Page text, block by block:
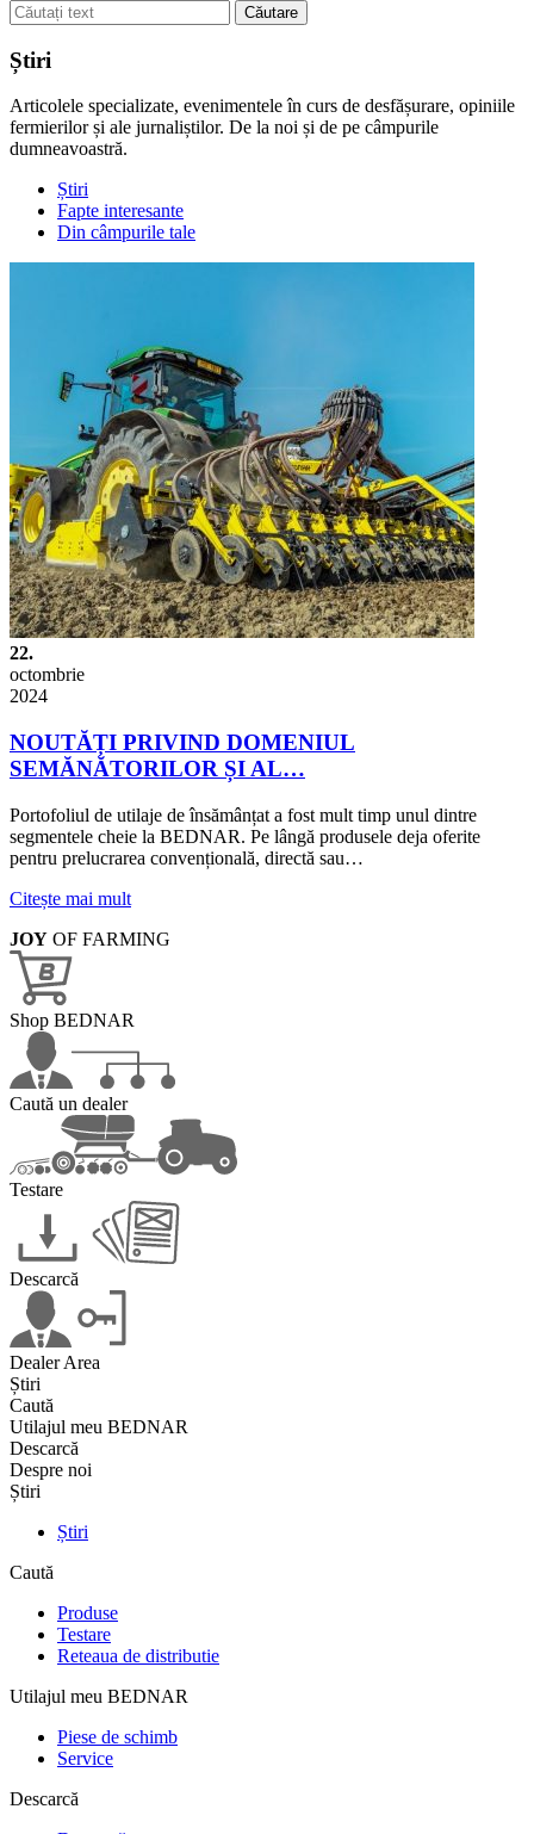
Știri
Articolele specializate, evenimentele în curs de desfășurare, opiniile
fermierilor și ale jurnaliștilor. De la noi și de pe câmpurile
dumneavoastră.
Știri
Fapte interesante
Din câmpurile tale
22.
octombrie
2024
NOUTĂȚI PRIVIND DOMENIUL
SEMĂNĂTORILOR ȘI AL…
Portofoliul de utilaje de însămânțat a fost mult timp unul dintre
segmentele cheie la BEDNAR. Pe lângă produsele deja oferite
pentru prelucrarea convențională, directă sau…
Citește mai mult
JOY OF FARMING
Shop BEDNAR
Caută un dealer
Testare
Descarcă
Dealer Area
Știri
Caută
Utilajul meu BEDNAR
Descarcă
Despre noi
Știri
Știri
Caută
Produse
Testare
Reteaua de distributie
Utilajul meu BEDNAR
Piese de schimb
Service
Descarcă